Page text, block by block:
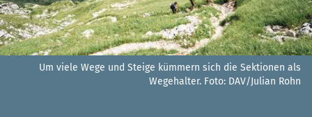
Um viele Wege und Steige kümmern sich die Sektionen als
Wegehalter. Foto: DAV/Julian Rohn